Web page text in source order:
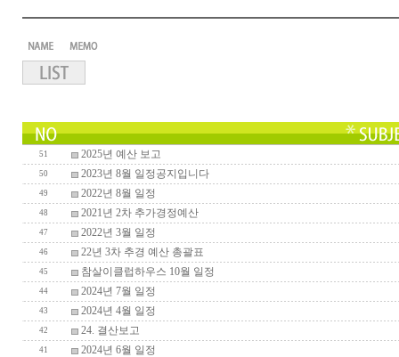
51 2025년 예산 보고
50 2023년 8월 일정공지입니다
49 2022년 8월 일정
48 2021년 2차 추가경정예산
47 2022년 3월 일정
46 22년 3차 추경 예산 총괄표
45 참살이클럽하우스 10월 일정
44 2024년 7월 일정
43 2024년 4월 일정
42 24. 결산보고
41 2024년 6월 일정